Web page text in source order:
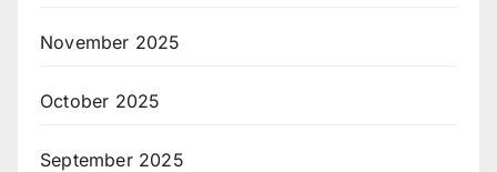
November 2025
October 2025
September 2025